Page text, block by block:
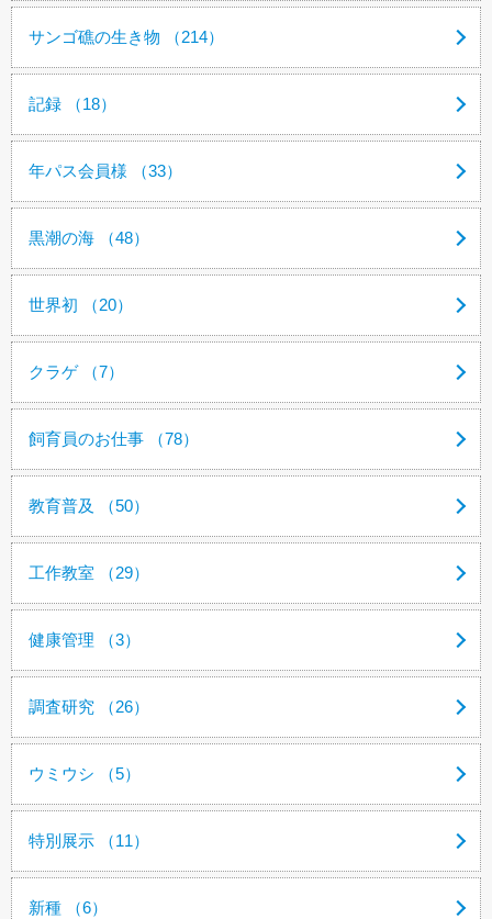
サンゴ礁の生き物 （214）
記録 （18）
年パス会員様 （33）
黒潮の海 （48）
世界初 （20）
クラゲ （7）
飼育員のお仕事 （78）
教育普及 （50）
工作教室 （29）
健康管理 （3）
調査研究 （26）
ウミウシ （5）
特別展示 （11）
新種 （6）